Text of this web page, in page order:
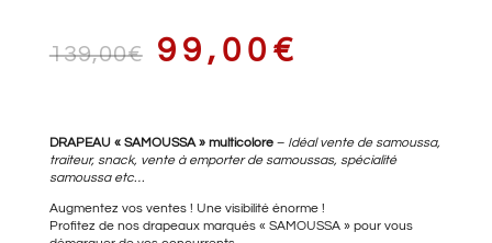
139,00€ LE
PRIX
99,00 €
PRIX
DRAPEAU « SAMOUSSA » multicolore– Idéal vente de samoussa,
traiteur, snack, vente à emporter de samoussas, spécialité
samoussa etc…
Augmentez vos ventes ! Une visibilité énorme !
Profitez de nos drapeaux marqués « SAMOUSSA » pour vous